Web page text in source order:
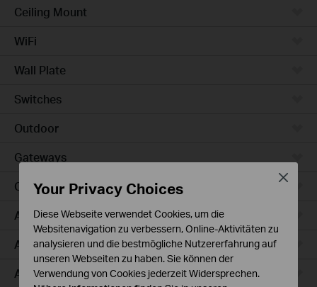
Ceiling Mount
WiFi
Wall Plate
Switches
Outdoor
Gateways
Campus
Access Max
Aggregation
Access Plus
Your Privacy Choices
Diese Webseite verwendet Cookies, um die
Websitenavigation zu verbessern, Online-Aktivitäten zu
analysieren und die bestmögliche Nutzererfahrung auf
unseren Webseiten zu haben. Sie können der
Verwendung von Cookies jederzeit Widersprechen.
Close